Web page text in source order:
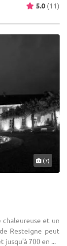
5.0 (11)
(7)
chaleureuse et un
Resteigne peut
jusqu'à 700 en ...